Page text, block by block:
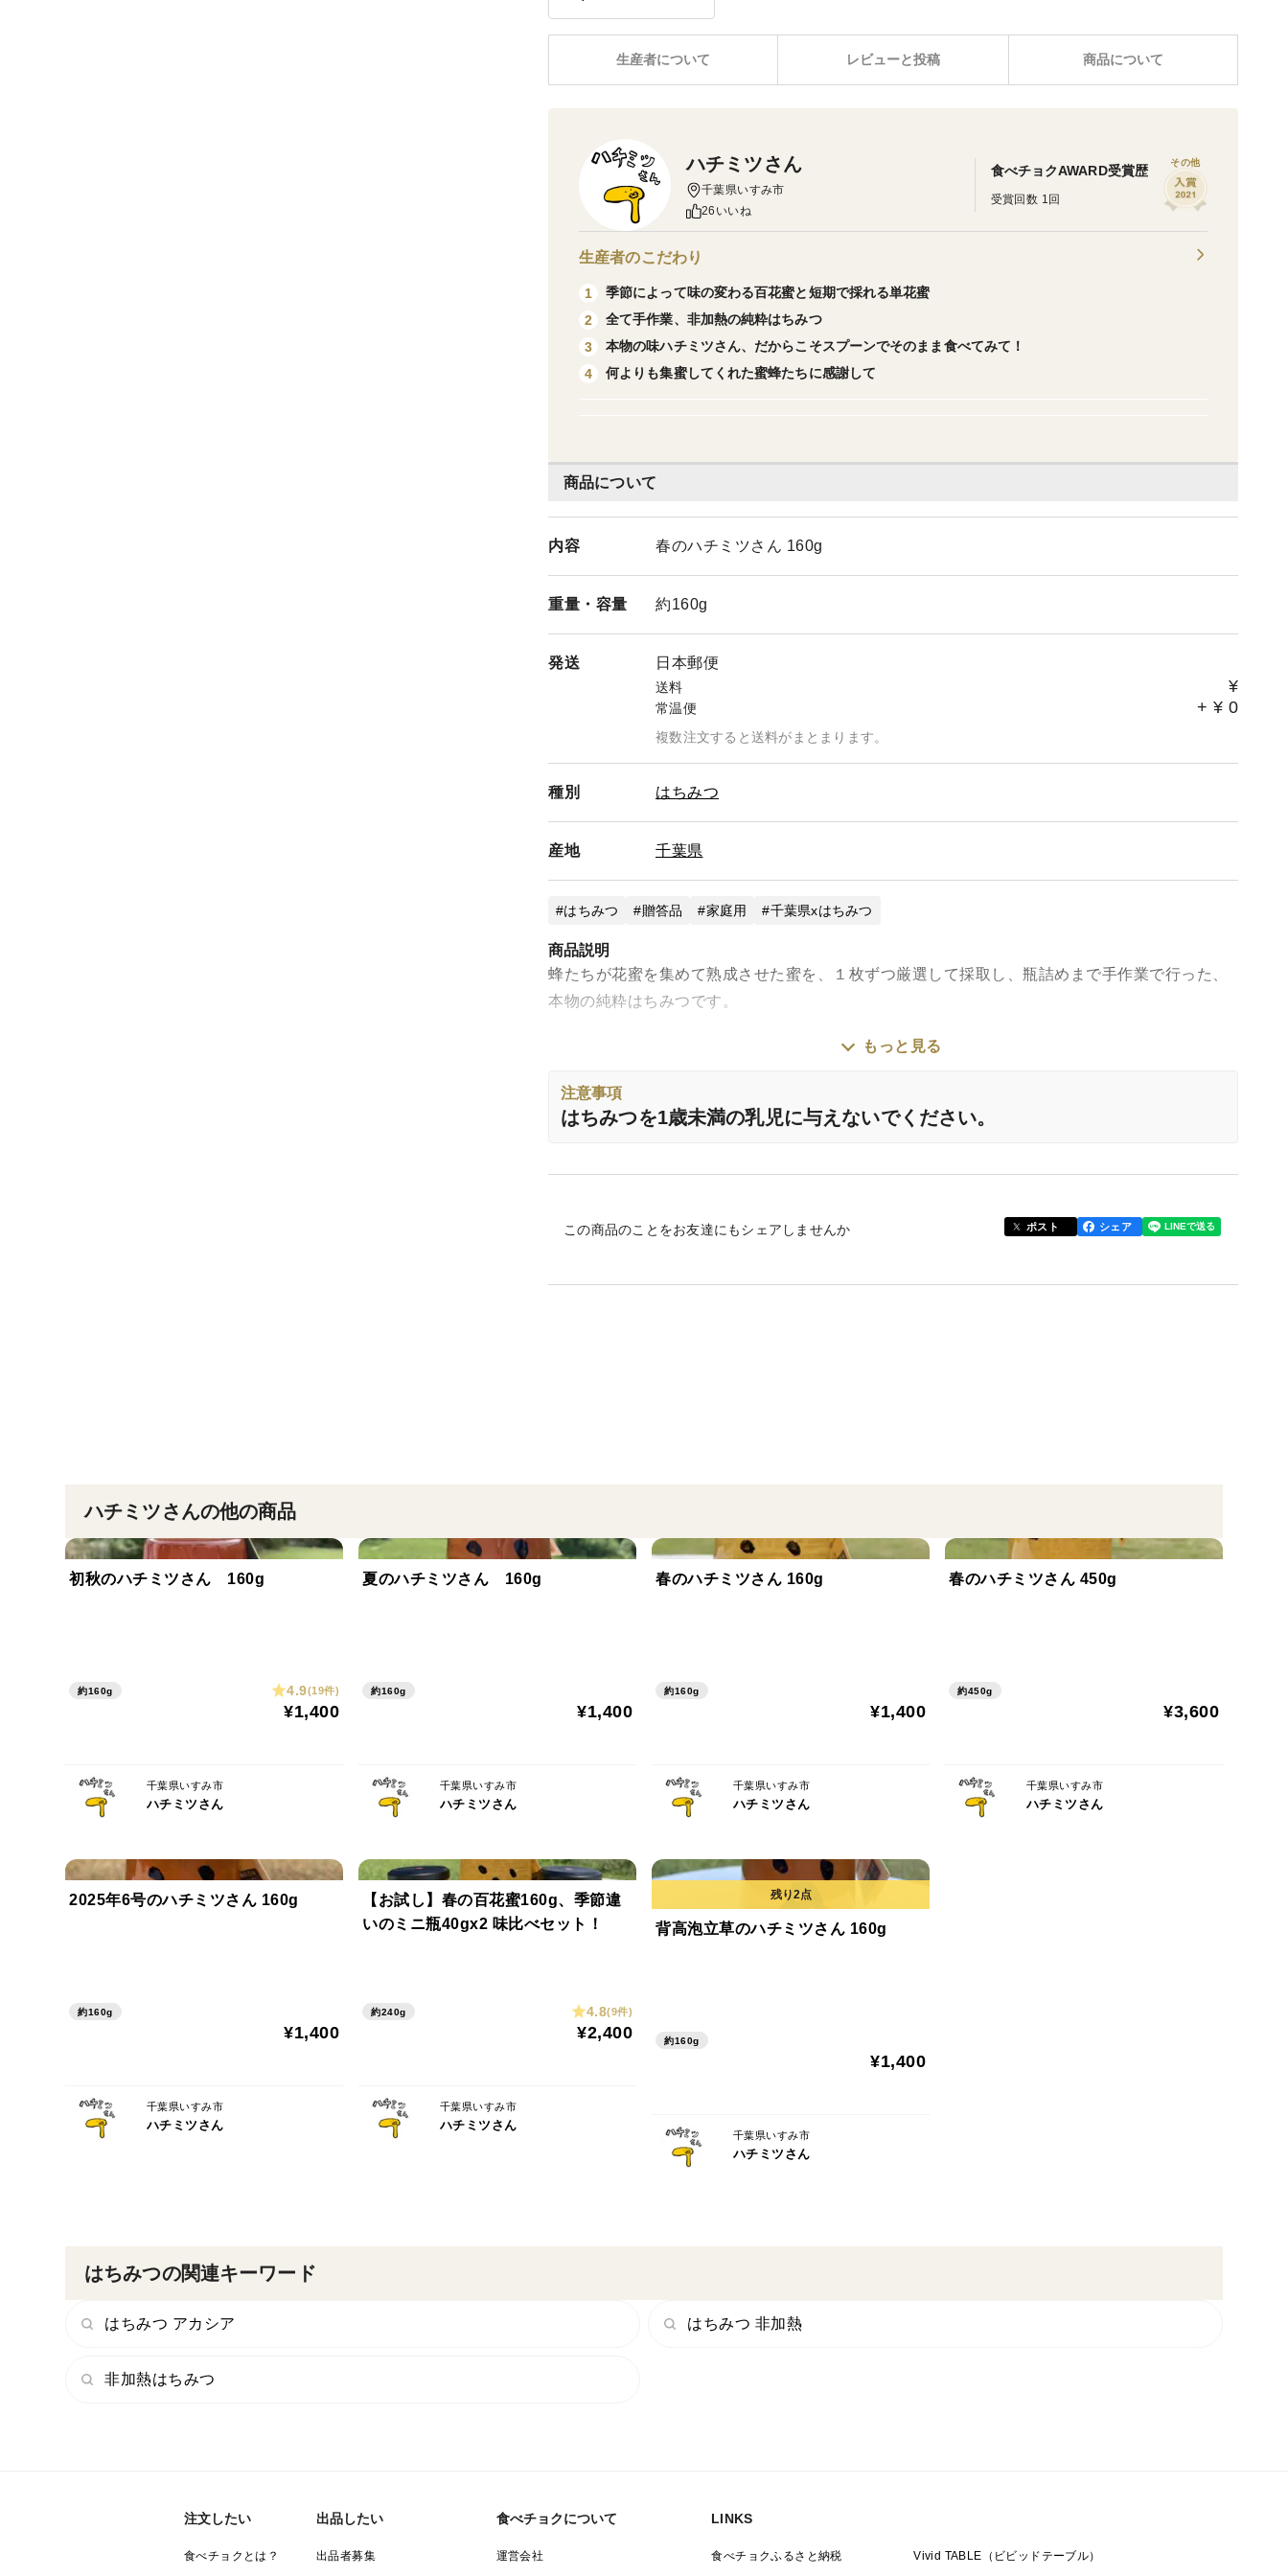
レビューと投稿 商品について
生産者について
商品について
内容 春のハチミツさん 160g
重量・ 容量 約160g
発送 日本郵便
送料 ¥
常温便 + ¥ 0
複数注文すると送料がまとまります。
種別 はちみつ
産地 千葉県
はちみつ 贈答品 家庭用 千葉県xはちみつ
商品説明
蜂たちが花蜜を集めて熟成させた蜜を、１枚ずつ厳選して採取し、瓶詰めまで手作業で行った、
本物の純粋はちみつです。
春のハチミツさんは、早春の草花に始まり、クローバーやさつき、ミズキ、ウツギの花蜜などが
入った5月いっぱいの百花蜜です。
癖がなくさっぱりした味わいですが、しっかりした甘さで、どなたにも喜ばれる食べやすいお味
もっと見る
注意事項
はちみつを1歳未満の乳児に与えないでください。
この商品のことをお友達にもシェアしませんか ポスト シェア
ハチミツさん
千葉県いすみ市
26いいね
食べチョクAWARD受賞歴
受賞回数 1回
その他
生産者のこだわり
1
季節によって味の変わる百花蜜と短期で採れる単花蜜
2
全て手作業、非加熱の純粋はちみつ
3
本物の味ハチミツさん、だからこそスプーンでそのまま食べてみて！
4
何よりも集蜜してくれた蜜蜂たちに感謝して
ハチミツさんの他の商品
初秋のハチミツさん 160g
約160g 4.9(19件)
¥1,400
千葉県いすみ市
ハチミツさん
夏のハチミツさん 160g
約160g
¥1,400
千葉県いすみ市
ハチミツさん
春のハチミツさん 160g
約160g
¥1,400
千葉県いすみ市
ハチミツさん
春のハチミツさん 450g
約450g
¥3,600
千葉県いすみ市
ハチミツさん
2025年6号のハチミツさん 160g
約160g
¥1,400
千葉県いすみ市
ハチミツさん
【お試し】春の百花蜜160g、季節違
いのミニ瓶40gx2 味比べセット！
約240g 4.8(9件)
¥2,400
千葉県いすみ市
ハチミツさん
背高泡立草のハチミツさん 160g
約160g
¥1,400
千葉県いすみ市
ハチミツさん
はちみつの関連キーワード
はちみつ アカシア はちみつ 非加熱
非加熱はちみつ
注文したい
食べチョクとは？
出品したい
出品者募集
食べチョクについて
運営会社
LINKS
食べチョクふるさと納税 Vivid TABLE（ビビッドテーブル）